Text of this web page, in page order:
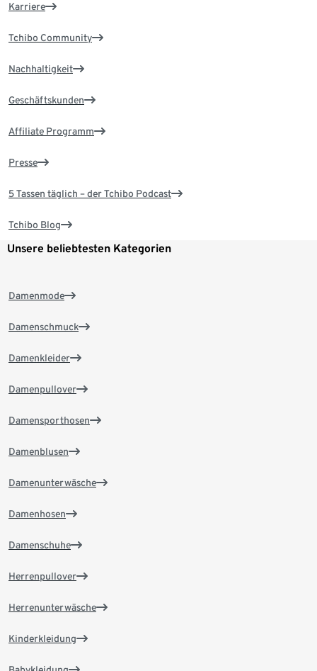
Karriere
Tchibo Community
Nachhaltigkeit
Geschäftskunden
Affiliate Programm
Presse
5 Tassen täglich – der Tchibo Podcast
Tchibo Blog
Unsere beliebtesten Kategorien
Damenmode
Damenschmuck
Damenkleider
Damenpullover
Damensporthosen
Damenblusen
Damenunterwäsche
Damenhosen
Damenschuhe
Herrenpullover
Herrenunterwäsche
Kinderkleidung